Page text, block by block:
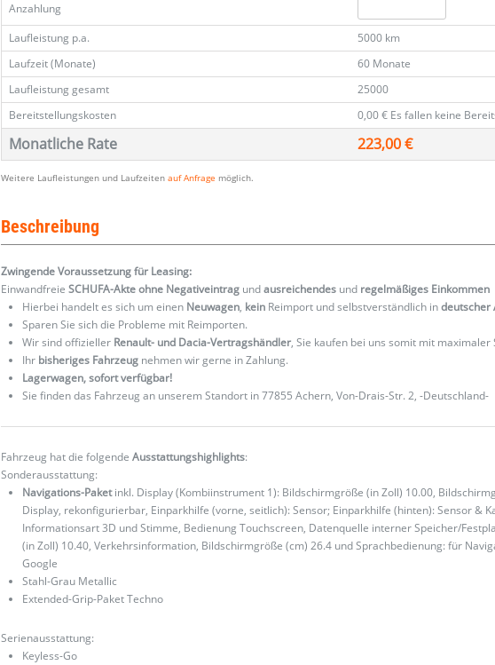
Anzahlung
Laufleistung p.a.
5000 km
Laufzeit (Monate)
60 Monate
Laufleistung gesamt
25000
Bereitstellungskosten
0,00 € Es fallen keine
Monatliche Rate 223,00 €
Weitere Laufleistungen und Laufzeitenauf Anfrage möglich.
Beschreibung
Zwingende Voraussetzung für Leasing:
EinwandfreieSCHUFA-Akte ohne Negativeintrag undausreichendes und regelmäßiges Einkommen
Hierbei handelt es sich um einen Neuwagen, kein Reimport und selbstverständlich indeutscher
Sparen Sie sich die Probleme mit Reimporten.
Wir sind offizieller Renault- und Dacia-Vertragshändler, Sie kaufen bei uns somit mit maximaler
Ihr bisheriges Fahrzeug nehmen wir gerne in Zahlung.
Lagerwagen, sofort verfügbar!
Sie finden das Fahrzeug an unserem Standort in 77855 Achern, Von-Drais-Str. 2, -Deutschland-
Fahrzeug hat die folgendeAusstattungshighlights:
Sonderausstattung:
Navigations-Paketinkl. Display (Kombiinstrument 1): Bildschirmgröße (in Zoll) 10.00,
Display, rekonfigurierbar, Einparkhilfe (vorne, seitlich): Sensor; Einparkhilfe (hinten): Sensor &
Informationsart 3D und Stimme, Bedienung Touchscreen, Datenquelle interner Speicher/
(in Zoll) 10.40, Verkehrsinformation, Bildschirmgröße (cm) 26.4 und Sprachbedienung: für
Google
Stahl-Grau Metallic
Extended-Grip-Paket Techno
Serienausstattung:
Keyless-Go